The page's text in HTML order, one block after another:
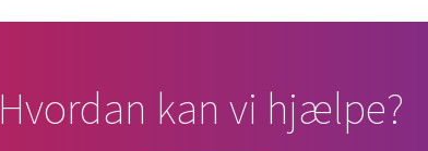
Hvordan kan vi hjælpe?